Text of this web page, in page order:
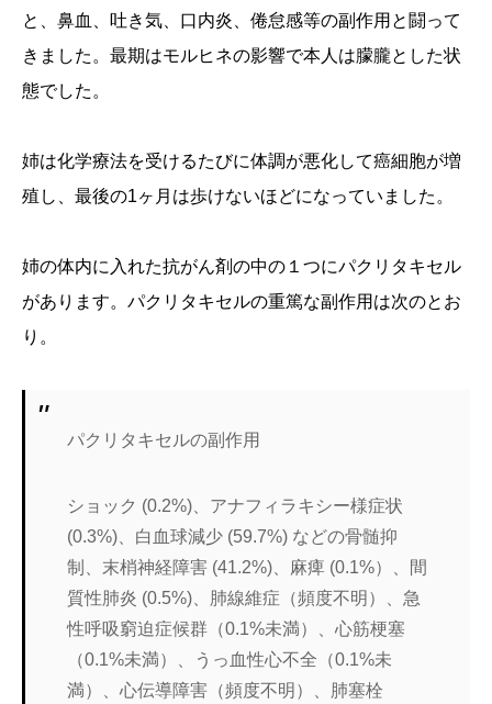
と、鼻血、吐き気、口内炎、倦怠感等の副作用と闘って
きました。最期はモルヒネの影響で本人は朦朧とした状
態でした。
姉は化学療法を受けるたびに体調が悪化して癌細胞が増
殖し、最後の1ヶ月は歩けないほどになっていました。
姉の体内に入れた抗がん剤の中の１つにパクリタキセル
があります。パクリタキセルの重篤な副作用は次のとお
り。
パクリタキセルの副作用
ショック (0.2%)、アナフィラキシー様症状
(0.3%)、白血球減少 (59.7%) などの骨髄抑
制、末梢神経障害 (41.2%)、麻痺 (0.1%）、間
質性肺炎 (0.5%)、肺線維症（頻度不明）、急
性呼吸窮迫症候群（0.1%未満）、心筋梗塞
（0.1%未満）、うっ血性心不全（0.1%未
満）、心伝導障害（頻度不明）、肺塞栓